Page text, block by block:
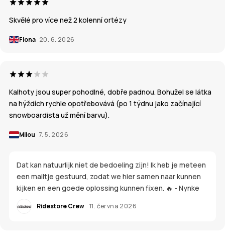
Skvělé pro více než 2 kolenní ortézy
Fiona 20. 6. 2026
Kalhoty jsou super pohodlné, dobře padnou. Bohužel se látka
na hýždích rychle opotřebovává (po 1 týdnu jako začínající
snowboardista už mění barvu).
Milou 7. 5. 2026
Dat kan natuurlijk niet de bedoeling zijn! Ik heb je meteen
een mailtje gestuurd, zodat we hier samen naar kunnen
kijken en een goede oplossing kunnen fixen. 🔥 - Nynke
Ridestore Crew 11. června 2026